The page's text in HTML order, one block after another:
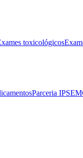
toxicológicos
Parceria